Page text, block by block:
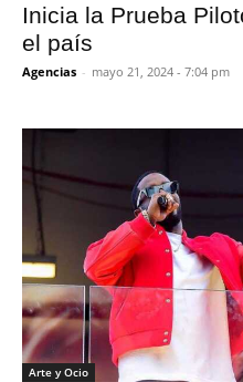
Inicia la Prueba
el país
Agencias - mayo 21, 2024 - 7:04 pm
Arte y Ocio